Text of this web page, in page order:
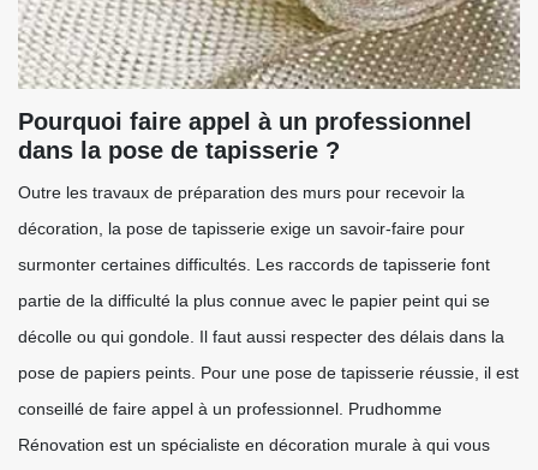
Pourquoi faire appel à un professionnel
dans la pose de tapisserie ?
Outre les travaux de préparation des murs pour recevoir la
décoration, la pose de tapisserie exige un savoir-faire pour
surmonter certaines difficultés. Les raccords de tapisserie font
partie de la difficulté la plus connue avec le papier peint qui se
décolle ou qui gondole. Il faut aussi respecter des délais dans la
pose de papiers peints. Pour une pose de tapisserie réussie, il est
conseillé de faire appel à un professionnel. Prudhomme
Rénovation est un spécialiste en décoration murale à qui vous